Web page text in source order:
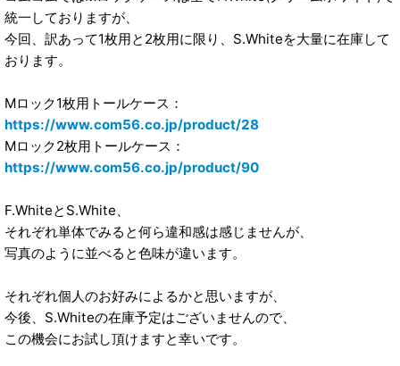
統一しておりますが、
今回、訳あって1枚用と2枚用に限り、S.Whiteを大量に在庫して
おります。
Mロック1枚用トールケース：
https://www.com56.co.jp/product/28
Mロック2枚用トールケース：
https://www.com56.co.jp/product/90
F.WhiteとS.White、
それぞれ単体でみると何ら違和感は感じませんが、
写真のように並べると色味が違います。
それぞれ個人のお好みによるかと思いますが、
今後、S.Whiteの在庫予定はございませんので、
この機会にお試し頂けますと幸いです。